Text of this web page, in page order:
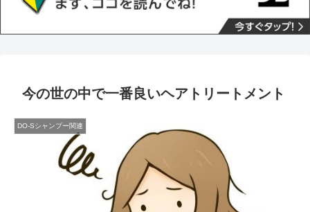
今の世の中で一番良いヘアトリートメント
DO-Sシャンプー関連